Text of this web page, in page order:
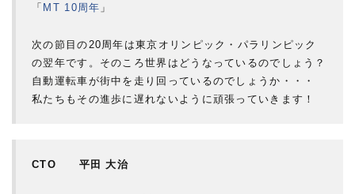
「 MT 10周年 」
次の節目の20周年は東京オリンピック・パラリンピック
の翌年です。そのころ世界はどうなっているのでしょう？
自動運転車が街中を走り回っているのでしょうか・・・
私たちもその進歩に遅れないように頑張っていきます！
CTO 平田 大治